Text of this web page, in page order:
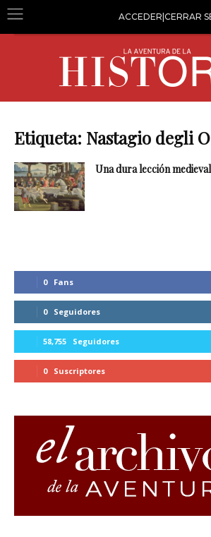
ACCEDER|CERRAR
Etiqueta: Nastagio degli
Una dura lección
0 Fans
0 Seguidores
58,755 Seguidores
0 Suscriptores